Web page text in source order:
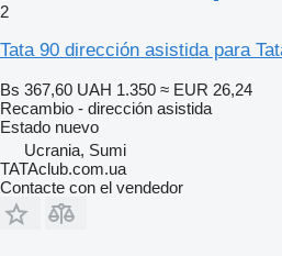
2
Tata 90 dirección asistida para
Bs 367,60 UAH 1.350 ≈ EUR 26,24
Recambio - dirección asistida
Estado nuevo
Ucrania, Sumi
TATAclub.com.ua
Contacte con el vendedor